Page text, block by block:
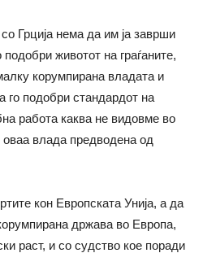
Грција нема да им ја заврши
животот на граѓаните,
корумпирана владата и
го подобри стандардот на
работа каква не видовме во
влада предводена од
кон Европската Унија, а да
држава во Европа,
раст, и со судство кое поради